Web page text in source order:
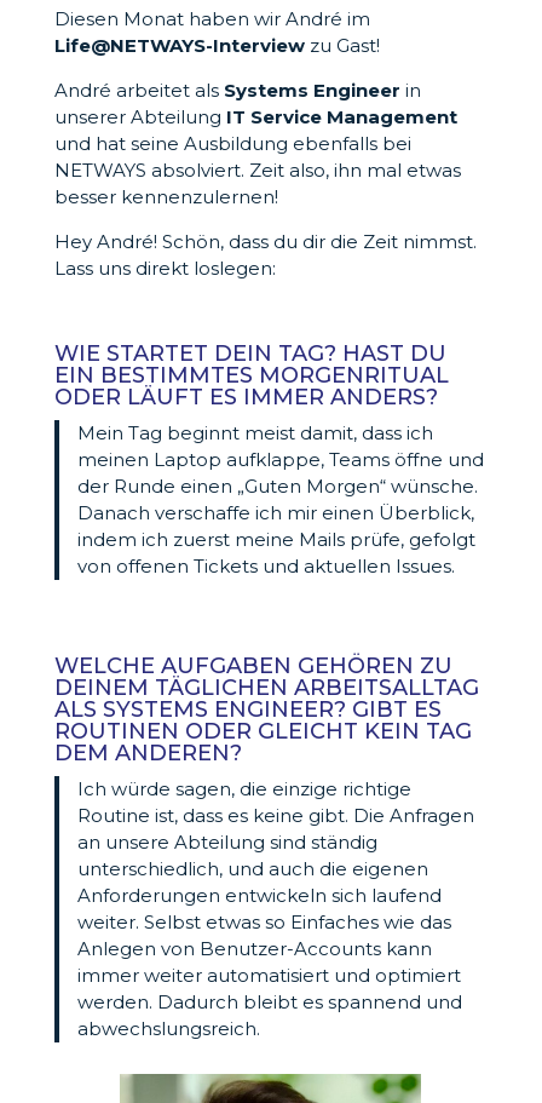
Diesen Monat haben wir André im
Life@NETWAYS-Interviewzu Gast!
André arbeitet als Systems Engineer in
unserer Abteilung IT Service Management
und hat seine Ausbildung ebenfalls bei
NETWAYS absolviert. Zeit also, ihn mal etwas
besser kennenzulernen!
Hey André! Schön, dass du dir die Zeit nimmst.
Lass uns direkt loslegen:
WIE STARTET DEIN TAG? HAST DU
EIN BESTIMMTES MORGENRITUAL
ODER LÄUFT ES IMMER ANDERS?
Mein Tag beginnt meist damit, dass ich
meinen Laptop aufklappe, Teams öffne und
der Runde einen „Guten Morgen“ wünsche.
Danach verschaffe ich mir einen Überblick,
indem ich zuerst meine Mails prüfe, gefolgt
von offenen Tickets und aktuellen Issues.
WELCHE AUFGABEN GEHÖREN ZU
DEINEM TÄGLICHEN ARBEITSALLTAG
ALS SYSTEMS ENGINEER? GIBT ES
ROUTINEN ODER GLEICHT KEIN TAG
DEM ANDEREN?
Ich würde sagen, die einzige richtige
Routine ist, dass es keine gibt. Die Anfragen
an unsere Abteilung sind ständig
unterschiedlich, und auch die eigenen
Anforderungen entwickeln sich laufend
weiter. Selbst etwas so Einfaches wie das
Anlegen von Benutzer-Accounts kann
immer weiter automatisiert und optimiert
werden. Dadurch bleibt es spannend und
abwechslungsreich.